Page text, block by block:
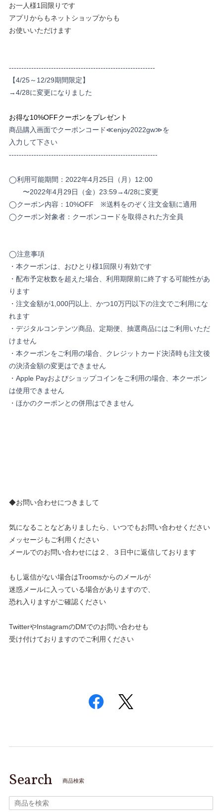
お一人様1回限りです
アプリからもネットショップからも
お使いいただけます
-----------------------------------------------------------
【4/25～12/29期間限定】
→4/28に変更になりました
お得な10%OFFクーポンをプレゼント
商品購入画面でクーポンコード≪enjoy2022gw≫を
入力して下さい
------------------------------------------------------------
◯利用可能期間：2022年4月25日（月）12:00
〜2022年4月29日（金）23:59→4/28に変更
◯クーポン内容：10%OFF ※送料をのぞく注文金額に適用
◯クーポン対象者：クーポンコードを取得された方全員
◯注意事項
・本クーポンは、おひとり様1回限り有効です
・配布予定枚数を超えた場合、利用期限前に終了する可能性があ
ります
・注文金額が1,000円以上、かつ10万円以下の注文でご利用にな
れます
・デジタルコンテンツ商品、定期便、抽選商品にはご利用いただ
けません
・本クーポンをご利用の場合、クレジットカード決済時も注文後
の決済金額の変更はできません
・Apple Payおよびショップコインをご利用の場合、本クーポン
は使用できません
・ほかのクーポンとの併用はできません
◆お問い合わせにつきまして
気になることなどありましたら、いつでもお問い合わせください
メッセージもご利用ください
メールでのお問い合わせには２、３日中に返信しております
もし返信がない場合はTroomsからのメールが
迷惑メールに入っている場合がありますので、
恐れ入りますがご確認ください
TwitterやInstagramのDMでのお問い合わせも
受け付けておりますのでご利用ください
Search 商品検索